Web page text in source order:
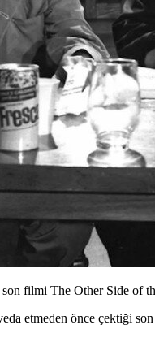
filmi The Other Side of
etmeden önce çektiği